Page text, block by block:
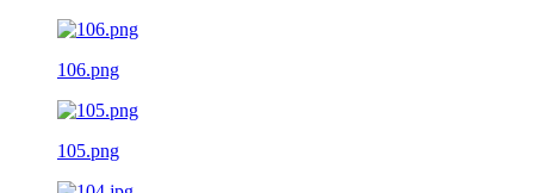
106.png
105.png